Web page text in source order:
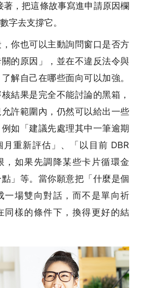
著，把這條故事寫進申請原因欄
字去支撐它。
你也可以主動詢問窗口是否方
的原因」，並在不違反法令與
解自己在哪些面向可以加強。
結果是完全不能討論的黑箱，
許範圍內，仍然可以給出一些
如「建議先處理其中一筆逾期
月重新評估」、「以目前 DBR
，如果先調降某些卡片循環金
」等。當你願意把「什麼是個
一場雙向對話，而不是單向祈
同樣的條件下，換得更好的結